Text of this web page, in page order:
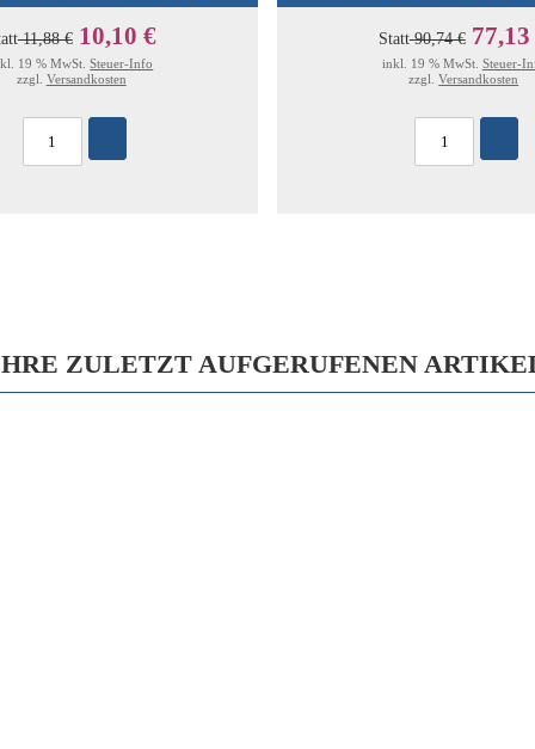
11,88 € 10,10 €
19 % MwSt.Steuer-Info
zzgl. Versandkosten
Statt90,74 € 77,13
inkl. 19 % MwSt. Steuer-
zzgl.Versandkosten
ZULETZT AUFGERUFENEN